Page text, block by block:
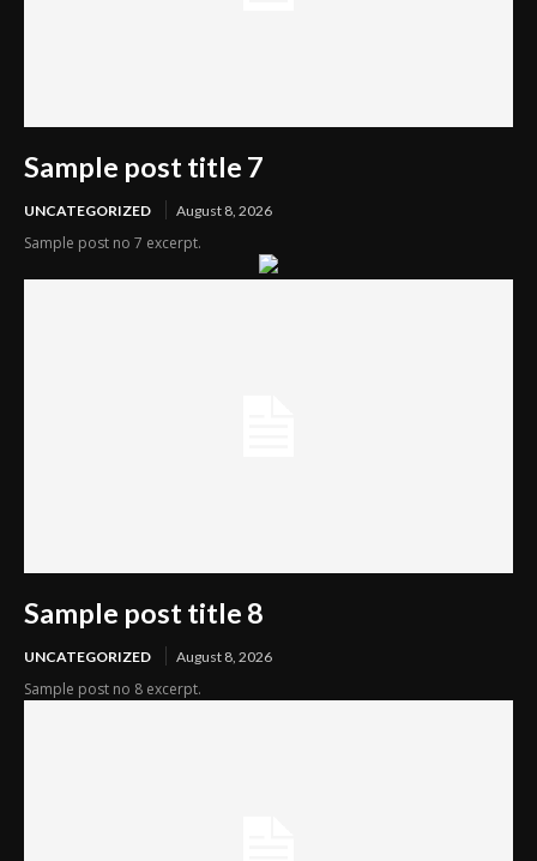
Sample post title 7
UNCATEGORIZED August 8, 2026
Sample post no 7 excerpt.
Sample post title 8
UNCATEGORIZED August 8, 2026
Sample post no 8 excerpt.